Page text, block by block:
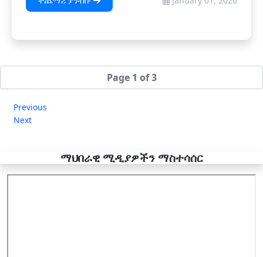
Page 1 of 3
Previous
Next
ማህበራዊ ሚዲያዎችን ማስተሳሰር